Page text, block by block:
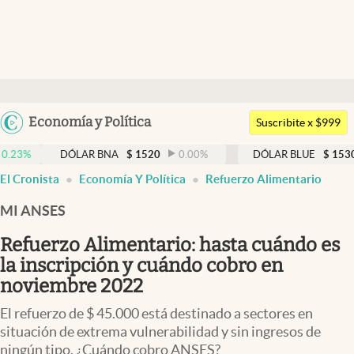
Argentina
Uruguay
Economía y Política
Members
Economía y Política
Finanzas y Mercados
Mercados Online
Negocios
Columnistas
Apertura
Suscribite x $999
DÓLAR BNA $ 1520 0.00% DÓLAR BLUE $ 1530 -0.65
El Cronista Economía Y Política Refuerzo Alimentario
MI ANSES
Refuerzo Alimentario: hasta cuándo es
la inscripción y cuándo cobro en
noviembre 2022
El refuerzo de $ 45.000 está destinado a sectores en
situación de extrema vulnerabilidad y sin ingresos de
ningún tipo. ¿Cuándo cobro ANSES?